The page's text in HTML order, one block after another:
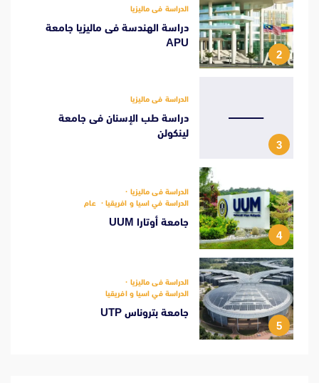
2
الدراسة فى ماليزيا
دراسة الهندسة فى ماليزيا جامعة
APU
3
الدراسة فى ماليزيا
دراسة طب الإسنان فى جامعة
لينكولن
4
الدراسة فى ماليزيا
الدراسة في اسيا و افريقيا
عام
جامعة أوتارا UUM
5
الدراسة فى ماليزيا
الدراسة في اسيا و افريقيا
جامعة بتروناس UTP